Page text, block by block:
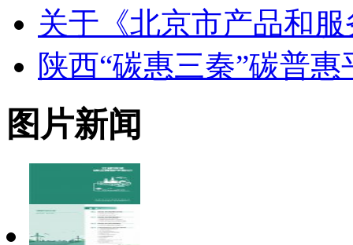
关于《北京市产品和
陕西“碳惠三秦”碳普
图片新闻